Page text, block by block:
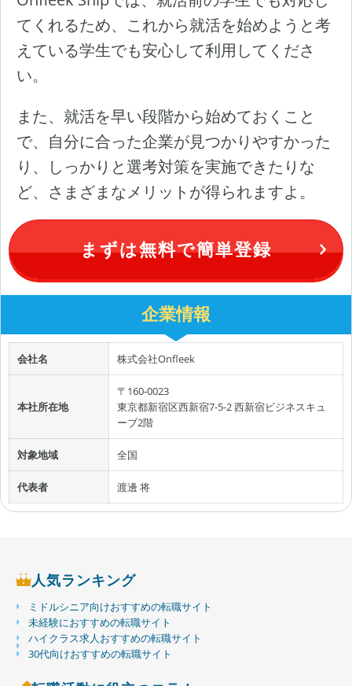
てくれるため、これから就活を始めようと考
えている学生でも安心して利用してくださ
い。
また、就活を早い段階から始めておくこと
で、自分に合った企業が見つかりやすかった
り、しっかりと選考対策を実施できたりな
ど、さまざまなメリットが得られますよ。
まずは無料で簡単登録
企業情報
会社名 株式会社Onfleek
本社所在地
〒160-0023
東京都新宿区西新宿7-5-2 西新宿ビジネスキュ
ーブ2階
対象地域 全国
代表者 渡邊 将
人気ランキング
ミドルシニア向けおすすめの転職サイト
未経験におすすめの転職サイト
ハイクラス求人おすすめの転職サイト
30代向けおすすめの転職サイト